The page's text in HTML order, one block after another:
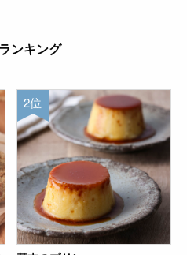
ンキング
2位